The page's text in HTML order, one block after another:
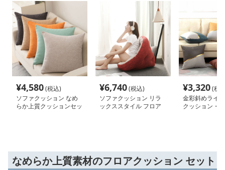
¥4,580(税込)
ソファクッション なめ
らか上質クッションセッ
¥6,740(税込)
ソファクッション リラ
ックススタイル フロア
¥3,320(税
金彩斜めライ
クッション・
なめらか上質素材のフロアクッション セット